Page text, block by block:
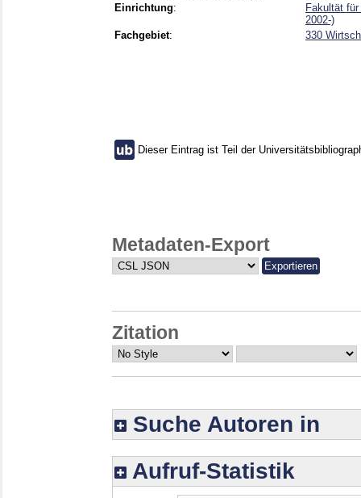
Einrichtung:
Fakultät
2002-)
Fachgebiet: 330
Dieser Eintrag ist Teil der
Metadaten-Export
Zitation
Suche Autoren in
Aufruf-Statistik